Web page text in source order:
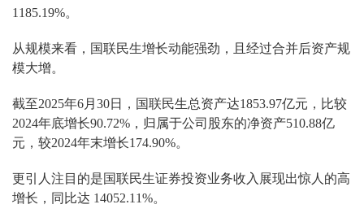
1185.19%。
从规模来看，国联民生增长动能强劲，且经过合并后资产规
模大增。
截至2025年6月30日，国联民生总资产达1853.97亿元，比较
2024年底增长90.72%，归属于公司股东的净资产510.88亿
元，较2024年末增长174.90%。
更引人注目的是国联民生证券投资业务收入展现出惊人的高
增长，同比达 14052.11%。